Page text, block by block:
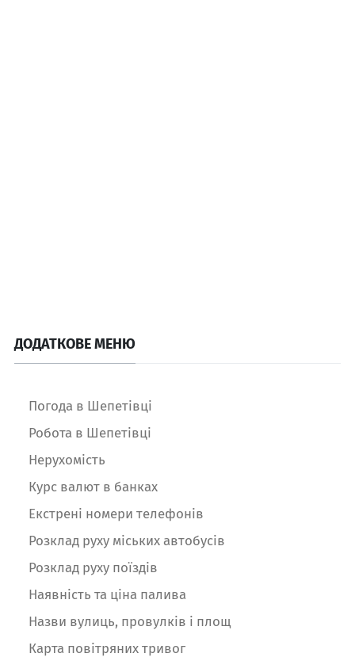
ДОДАТКОВЕ МЕНЮ
Погода в Шепетівці
Робота в Шепетівці
Нерухомість
Курс валют в банках
Екстрені номери телефонів
Розклад руху міських автобусів
Розклад руху поїздів
Наявність та ціна палива
Назви вулиць, провулків і площ
Карта повітряних тривог